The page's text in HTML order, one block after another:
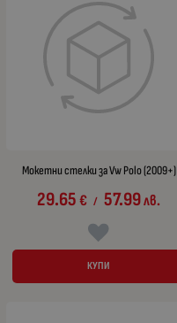
Мокетни стелки за Vw Polo (2009+)
29.65€ / 57.99лв.
КУПИ